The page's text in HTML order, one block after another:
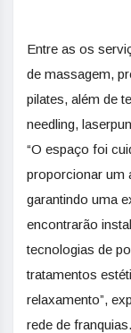
Entre as os
de massagem,
pilates, além de
needling,
“O espaço foi
proporcionar um
garantindo uma
encontrarão
tecnologias de
tratamentos
relaxamento”,
rede de franquias.